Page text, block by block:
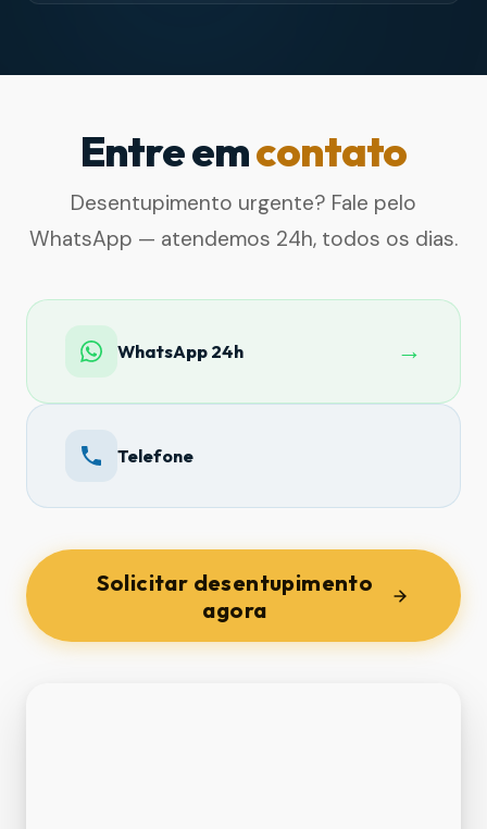
Entre emcontato
Desentupimento urgente? Fale pelo
WhatsApp — atendemos 24h, todos os dias.
WhatsApp 24h →
Telefone
Solicitar desentupimento
agora